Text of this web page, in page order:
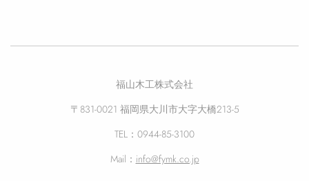
福山木工株式会社
〒831-0021 福岡県大川市大字大橋213-5
TEL：0944-85-3100
Mail： info@fymk.co.jp